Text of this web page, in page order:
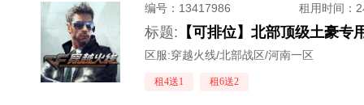
编号： 13417986 租用时间 ：
标题:
区服:穿越火线/北部战区/河南一区
租4送1 租6送2